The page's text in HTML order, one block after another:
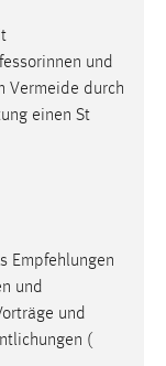
und
Vermeide durch
einen St
Empfehlungen
und
und
(